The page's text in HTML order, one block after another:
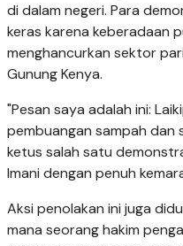
di dalam negeri. Para
keras karena keberadaan
menghancurkan sektor
Gunung Kenya.
"Pesan saya adalah ini:
pembuangan sampah dan
ketus salah satu
Imani dengan penuh
Aksi penolakan ini juga
mana seorang hakim